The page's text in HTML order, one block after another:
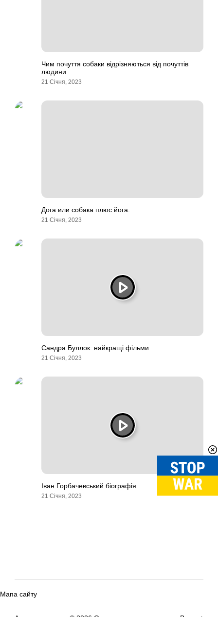
Чим почуття собаки відрізняються від почуттів
людини
21 Січня, 2023
Дога или собака плюс йога.
21 Січня, 2023
Сандра Буллок: найкращі фільми
21 Січня, 2023
Іван Горбачевський біографія
21 Січня, 2023
Мапа сайту